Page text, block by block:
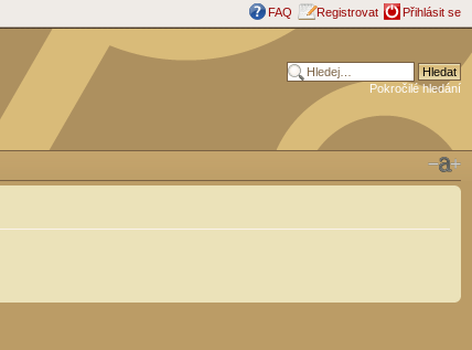
FAQ Registrovat Přihlásit se
Pokročilé hledání